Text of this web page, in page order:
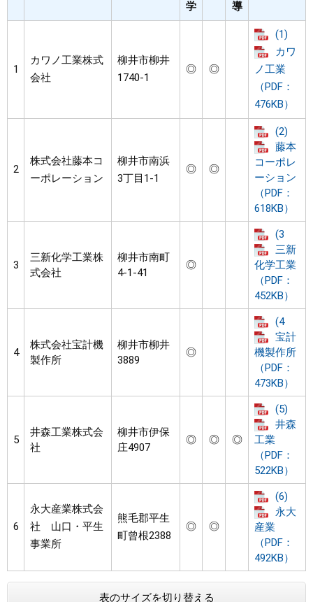
学
導
1
カワノ工業株式
会社
柳井市柳井
1740-1
◎ ◎
(1)
カワ
ノ工業
（PDF：
476KB）
2
株式会社藤本コ
ーポレーション
柳井市南浜
3丁目1-1
◎ ◎
(2)
藤本
コーポレ
ーション
（PDF：
618KB）
3
三新化学工業株
式会社
柳井市南町
4-1-41
◎
(3
三新
化学工業
（PDF：
452KB）
4
株式会社宝計機
製作所
柳井市柳井
3889
◎
(4
宝計
機製作所
（PDF：
473KB）
5
井森工業株式会
社
柳井市伊保
庄4907
◎ ◎ ◎
(5)
井森
工業
（PDF：
522KB）
6
永大産業株式会
社 山口・平生
事業所
熊毛郡平生
町曾根2388
◎ ◎
(6)
永大
産業
（PDF：
492KB）
表のサイズを切り替える